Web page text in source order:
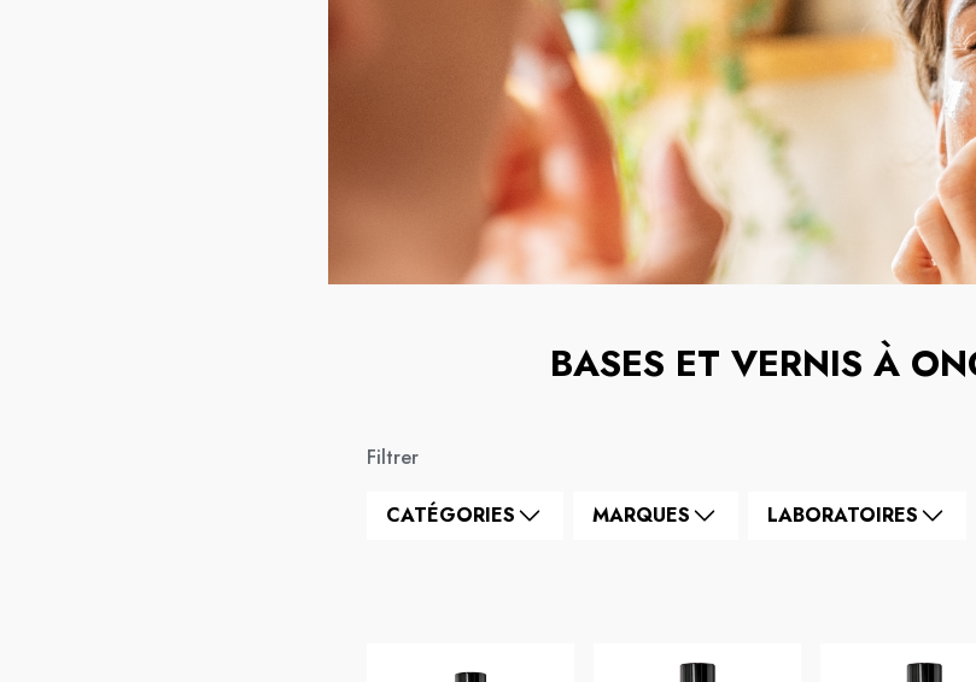
BASES ET VERNIS À
Filtrer
CATÉGORIES MARQUES LABORATOIRES